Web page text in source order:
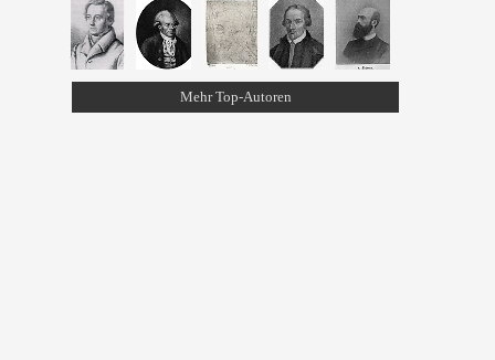
Mehr Top-Autoren